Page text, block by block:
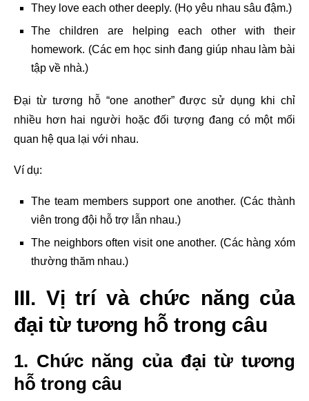
They love each other deeply. (Họ yêu nhau sâu đậm.)
The children are helping each other with their
homework. (Các em học sinh đang giúp nhau làm bài
tập về nhà.)
Đại từ tương hỗ “one another” được sử dụng khi chỉ
nhiều hơn hai người hoặc đối tượng đang có một mối
quan hệ qua lại với nhau.
Ví dụ:
The team members support one another. (Các thành
viên trong đội hỗ trợ lẫn nhau.)
The neighbors often visit one another. (Các hàng xóm
thường thăm nhau.)
III. Vị trí và chức năng của
đại từ tương hỗ trong câu
1. Chức năng của đại từ tương
hỗ trong câu